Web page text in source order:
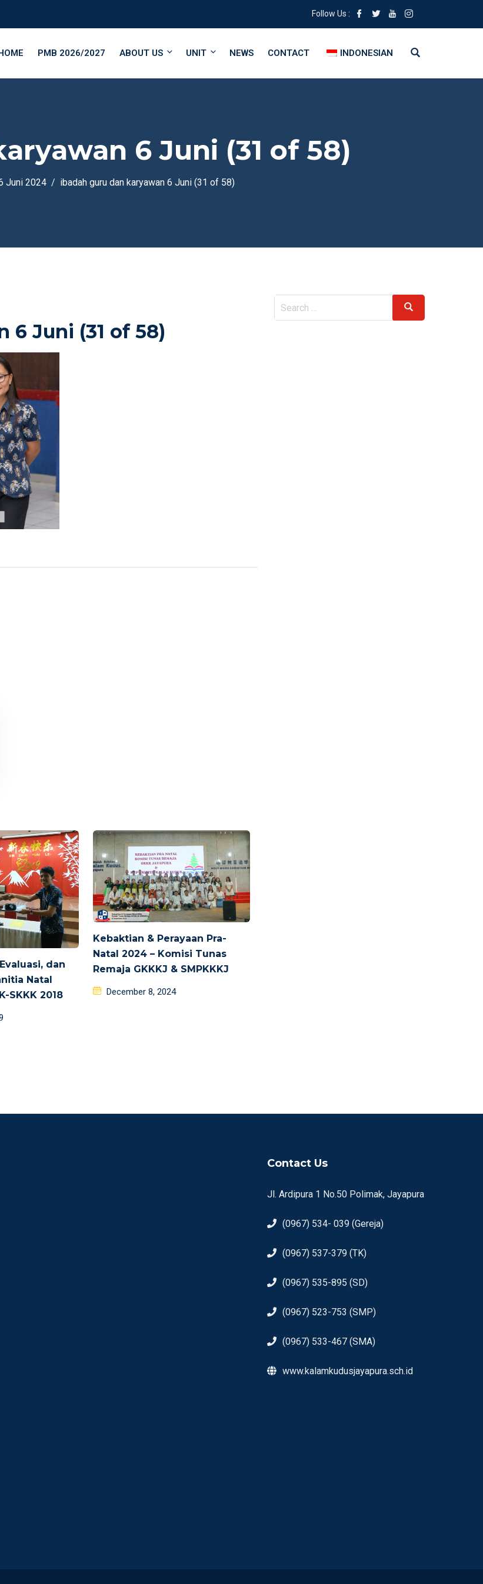
Follow Us :
PMB 2026/2027 ABOUT US UNIT NEWS CONTACT INDONESIAN
6 Juni (31 of 58)
Juni 2024 ibadah guru dan karyawan 6 Juni (31 of 58)
6 Juni (31 of 58)
dan
Natal
SKKK 2018
Kebaktian & Perayaan Pra-
Natal 2024 – Komisi Tunas
Remaja GKKKJ & SMPKKKJ
Posted
December 8, 2024
Search
for:
Search
Contact Us
Jl. Ardipura 1 No.50 Polimak, Jayapura
(0967) 534- 039 (Gereja)
(0967) 537-379 (TK)
(0967) 535-895 (SD)
(0967) 523-753 (SMP)
(0967) 533-467 (SMA)
www.kalamkudusjayapura.sch.id